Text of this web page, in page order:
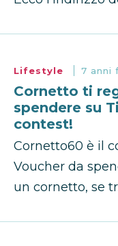
Lifestyle 7 anni
Cornetto ti
spendere su
contest!
Cornetto60 è il
Voucher da
un cornetto, se